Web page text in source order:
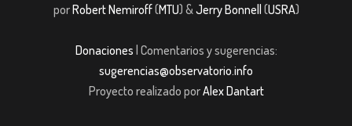
porRobert Nemiroff(MTU) &Jerry Bonnell (USRA)
Donaciones | Comentarios y sugerencias:
sugerencias@observatorio.info
Proyecto realizado porAlex Dantart